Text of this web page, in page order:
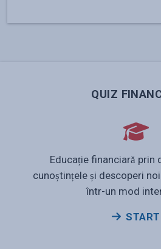
QUIZ
Educație financiară prin
cunoștințele și descoperi
într-un mod
START